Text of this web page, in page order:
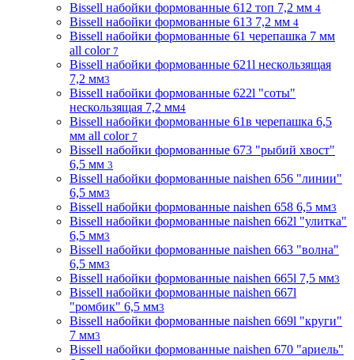
Bissell набойки формованные 612 топ 7,2 мм 4
Bissell набойки формованные 613 7,2 мм 4
Bissell набойки формованные 61 черепашка 7 мм
all color 7
Bissell набойки формованные 621l нескользящая
7,2 мм3
Bissell набойки формованные 622l "соты"
нескользящая 7,2 мм4
Bissell набойки формованные 61в черепашка 6,5
мм all color 7
Bissell набойки формованные 673 "рыбий хвост"
6,5 мм 3
Bissell набойки формованные naishen 656 "линии"
6,5 мм3
Bissell набойки формованные naishen 658 6,5 мм3
Bissell набойки формованные naishen 662l "улитка"
6,5 мм3
Bissell набойки формованные naishen 663 "волна"
6,5 мм3
Bissell набойки формованные naishen 665l 7,5 мм3
Bissell набойки формованные naishen 667l
"ромбик" 6,5 мм3
Bissell набойки формованные naishen 669l "круги"
7 мм3
Bissell набойки формованные naishen 670 "ариель"